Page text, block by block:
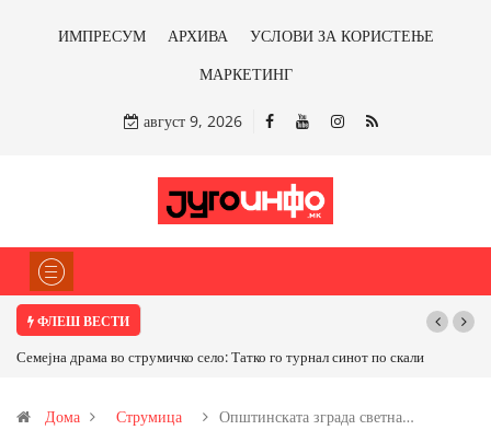
ИМПРЕСУМ АРХИВА
УСЛОВИ ЗА КОРИСТЕЊЕ
МАРКЕТИНГ
август 9, 2026
ФЛЕШ ВЕСТИ
село: Татко го турнал синот по скалиТРАМП НАРЕДИ ВОЈСКАТА ДА
бакарот од Иловица и со антимонот?
Дома Струмица Општинската зграда светна…